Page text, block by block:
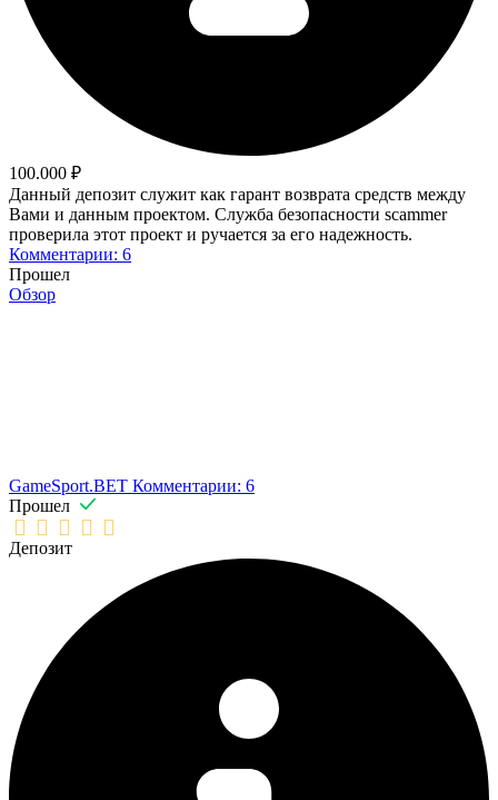
100.000 ₽
Данный депозит служит как гарант возврата средств между
Вами и данным проектом. Служба безопасности scammer
проверила этот проект и ручается за его надежность.
Комментарии: 6
Прошел
Обзор
GameSport.BET Комментарии: 6
Прошел
Депозит